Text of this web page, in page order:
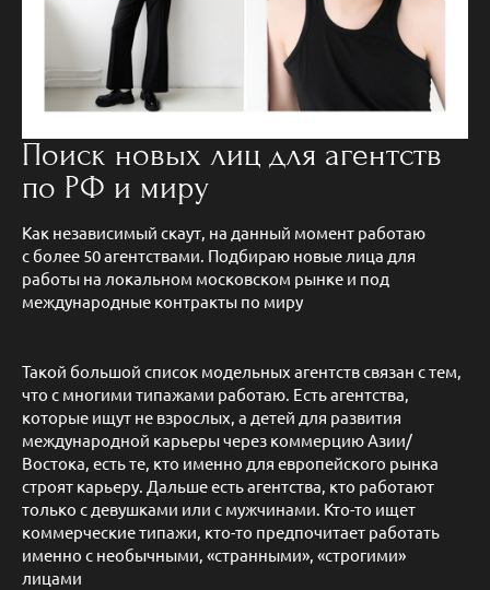
Поиск новых лиц для агентств
по РФ и миру
Как независимый скаут, на данный момент работаю
с более 50 агентствами. Подбираю новые лица для
работы на локальном московском рынке и под
международные контракты по миру
Такой большой список модельных агентств связан с тем,
что с многими типажами работаю. Есть агентства,
которые ищут не взрослых, а детей для развития
международной карьеры через коммерцию Азии/
Востока, есть те, кто именно для европейского рынка
строят карьеру. Дальше есть агентства, кто работают
только с девушками или с мужчинами. Кто-то ищет
коммерческие типажи, кто-то предпочитает работать
именно с необычными, «странными», «строгими»
лицами